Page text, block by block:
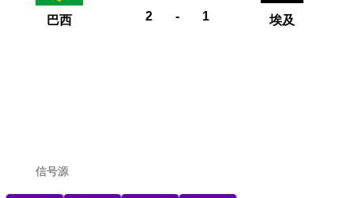
巴西 2 - 1 埃及
信号源